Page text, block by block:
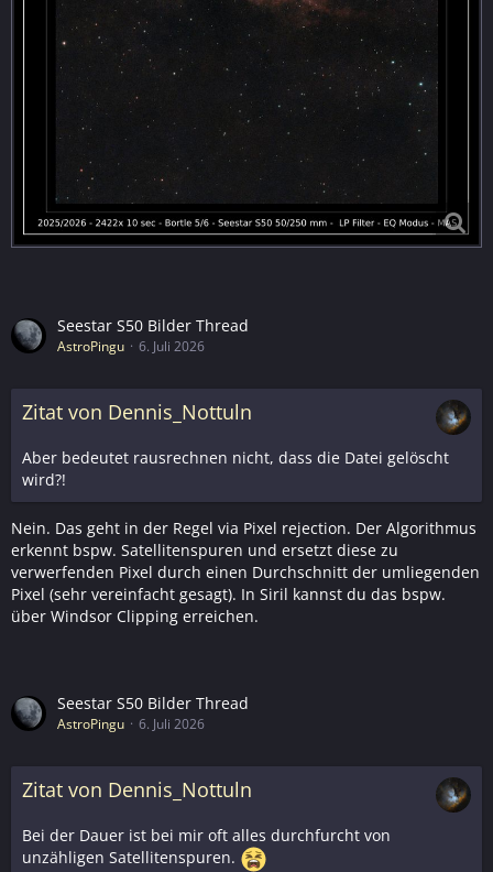
Seestar S50 Bilder Thread
AstroPingu 6. Juli 2026
Zitat von Dennis_Nottuln
Aber bedeutet rausrechnen nicht, dass die Datei gelöscht
wird?!
Nein. Das geht in der Regel via Pixel rejection. Der Algorithmus
erkennt bspw. Satellitenspuren und ersetzt diese zu
verwerfenden Pixel durch einen Durchschnitt der umliegenden
Pixel (sehr vereinfacht gesagt). In Siril kannst du das bspw.
über Windsor Clipping erreichen.
Seestar S50 Bilder Thread
AstroPingu 6. Juli 2026
Zitat von Dennis_Nottuln
Bei der Dauer ist bei mir oft alles durchfurcht von
unzähligen Satellitenspuren.